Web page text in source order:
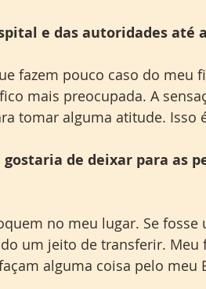
e das autoridades até
fazem pouco caso do meu
mais preocupada. A
tomar alguma atitude. Isso
de deixar para as
no meu lugar. Se
um jeito de transferir. Meu
alguma coisa pelo meu